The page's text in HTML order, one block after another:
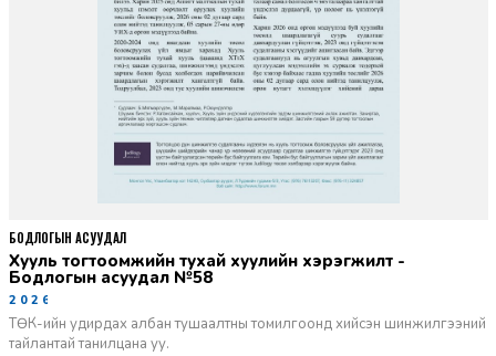
Хууль тогтоомжийн тухай хуулийн хэрэгжилт -
Бодлогын асуудал №58
2026-06-02
ТӨК-ийн удирдах албан тушаалтны томилгоонд хийсэн шинжилгээний
тайлантай танилцана уу.
БОДЛОГЫН АСУУДАЛ